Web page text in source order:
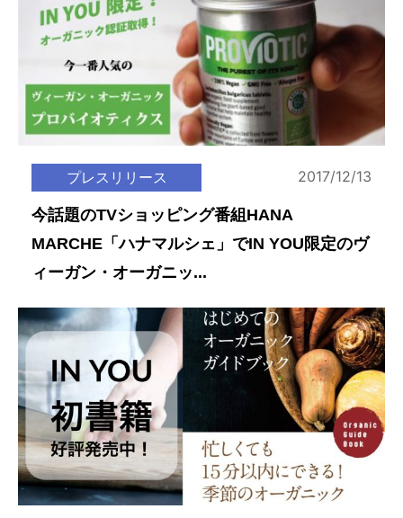
プレスリリース 2017/12/13
今話題のTVショッピング番組HANA
MARCHE「ハナマルシェ」でIN YOU限定のヴ
ィーガン・オーガニッ...